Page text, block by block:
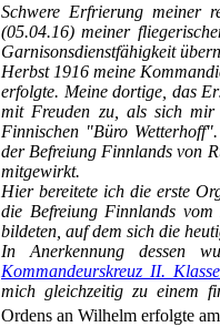
Schwere Erfrierung meiner
(05.04.16) meiner
Garnisonsdienstfähigkeit
Herbst 1916 meine
erfolgte. Meine dortige, das
mit Freuden zu, als sich mir
Finnischen "Büro
der Befreiung Finnlands von
mitgewirkt.
Hier bereitete ich die erste
die Befreiung Finnlands vom
bildeten, auf dem sich die
In Anerkennung dessen
Kommandeurskreuz II.
mich gleichzeitig zu einem
Ordens an Wilhelm erfolgte